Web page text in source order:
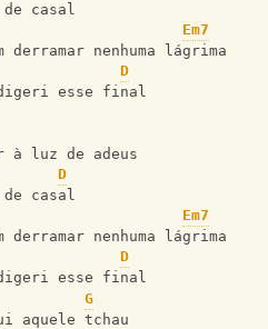
de casal
Em7
derramar nenhuma lágrima
D
esse final
à luz de adeus
D
de casal
Em7
derramar nenhuma lágrima
D
esse final
G
aquele tchau